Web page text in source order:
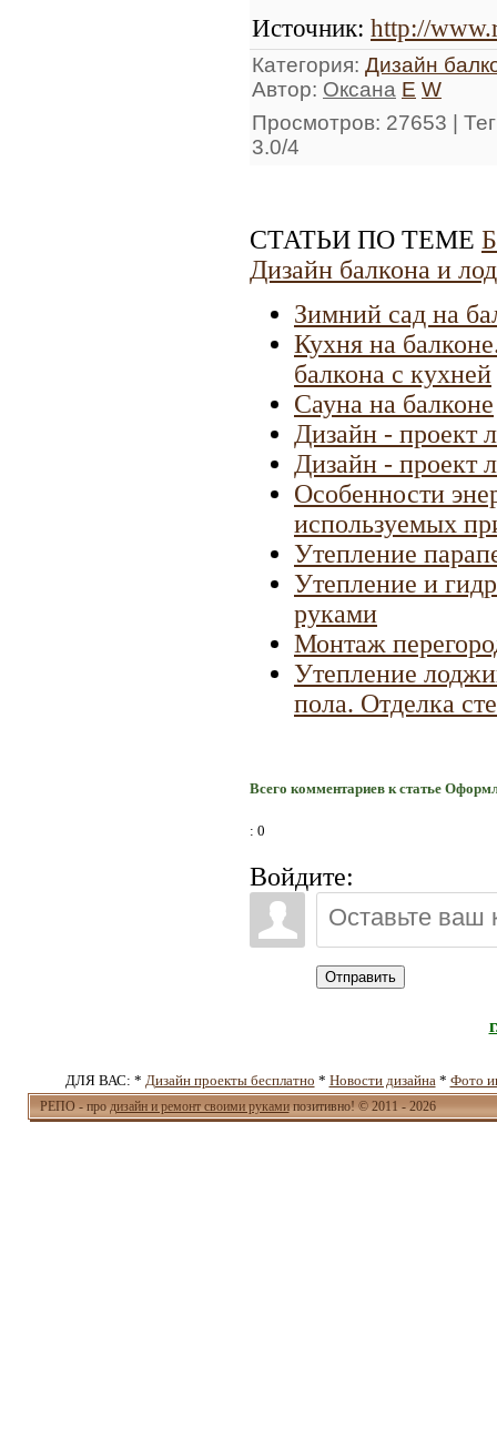
Источник: http://
Категория: Дизайн
Автор: Оксана E W
Просмотров: 27653 |
3.0/4
СТАТЬИ ПО ТЕМЕ
Дизайн балкона и
Зимний сад на
Кухня на
балкона с кухней
Сауна на балконе
Дизайн - проект
Дизайн - проект
Особенности
используемых
Утепление
Утепление и
руками
Монтаж
Утепление
пола. Отделка
Всего комментариев к статье
: 0
Войдите:
Отправить
ДЛЯ ВАС: * Дизайн проекты бесплатно * Новости дизайна* Фото
РЕПО - продизайн и ремонт своими рукамипозитивно! © 2011 - 2026